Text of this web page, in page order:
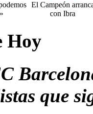
El Campeón
con Ibra
Hoy
que